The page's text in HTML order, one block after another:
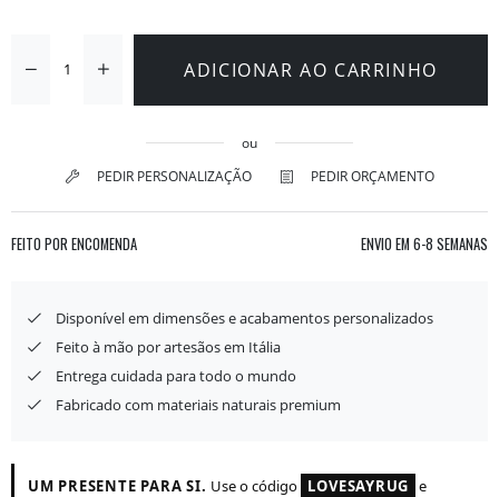
ADICIONAR AO CARRINHO
ou
PEDIR PERSONALIZAÇÃO
PEDIR ORÇAMENTO
FEITO POR ENCOMENDA ENVIO EM 6-8 SEMANAS
Disponível em dimensões e acabamentos personalizados
Feito à mão por artesãos em Itália
Entrega cuidada para todo o mundo
Fabricado com materiais naturais premium
UM PRESENTE PARA SI. Use o código LOVESAYRUG e